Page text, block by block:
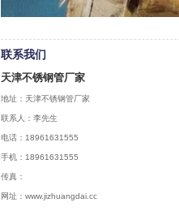
联系我们
天津不锈钢管厂家
地址：天津不锈钢管厂家
联系人：李先生
电话：18961631555
手机：18961631555
传真：
网址：www.jizhuangdai.cc